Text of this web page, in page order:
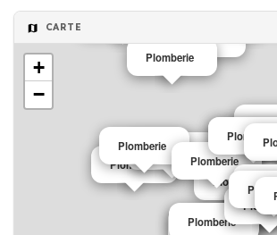
CARTE
Plombier
Plomberie
Plomberie
Plomberie
Plomberie
Plomberie
Plomberie
Plomberie
Plomberie
Plomberie
Plomberie
+
−